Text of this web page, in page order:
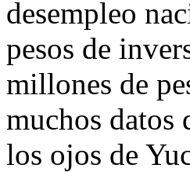
desempleo
pesos de
millones de
muchos datos
los ojos de